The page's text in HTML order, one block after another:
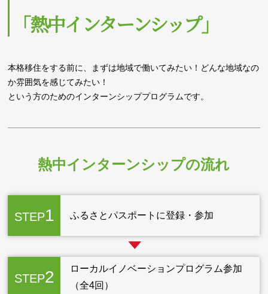
｢熱中インターンシップ｣
本格移住をする前に、まずは地域で働いてみたい！どんな地域なの
か雰囲気を感じてみたい！
という方のためのインターンシッププログラムです。
熱中インターンシップの流れ
STEP1 ふるさとパスポートに登録・参加
STEP2
ローカルイノベーションプログラム参加
（全4回）